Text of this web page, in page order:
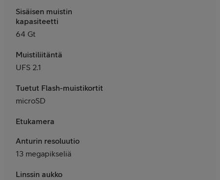
Sisäisen muistin
kapasiteetti
64 Gt
Muistiliitäntä
UFS 2.1
Tuetut Flash-muistikortit
microSD
Etukamera
Anturin resoluutio
13 megapikseliä
Linssin aukko